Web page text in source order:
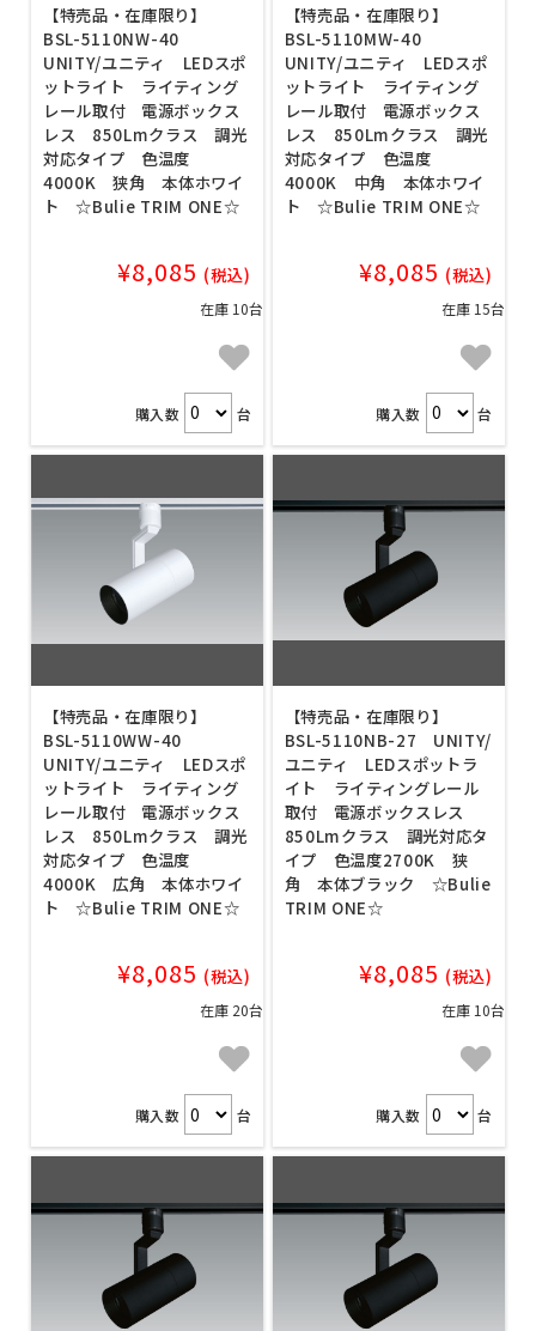
【特売品・在庫限り】
BSL-5110NW-40
UNITY/ユニティ LEDスポ
ットライト ライティング
レール取付 電源ボックス
レス 850Lmクラス 調光
対応タイプ 色温度
4000K 狭角 本体ホワイ
ト ☆Bulie TRIM ONE☆
¥8,085 (税込)
在庫 10台
購入数 台
【特売品・在庫限り】
BSL-5110MW-40
UNITY/ユニティ LEDスポ
ットライト ライティング
レール取付 電源ボックス
レス 850Lmクラス 調光
対応タイプ 色温度
4000K 中角 本体ホワイ
ト ☆Bulie TRIM ONE☆
¥8,085 (税込)
在庫 15台
購入数 台
【特売品・在庫限り】
BSL-5110WW-40
UNITY/ユニティ LEDスポ
ットライト ライティング
レール取付 電源ボックス
レス 850Lmクラス 調光
対応タイプ 色温度
4000K 広角 本体ホワイ
ト ☆Bulie TRIM ONE☆
¥8,085 (税込)
在庫 20台
購入数 台
【特売品・在庫限り】
BSL-5110NB-27 UNITY/
ユニティ LEDスポットラ
イト ライティングレール
取付 電源ボックスレス
850Lmクラス 調光対応タ
イプ 色温度2700K 狭
角 本体ブラック ☆Bulie
TRIM ONE☆
¥8,085 (税込)
在庫 10台
購入数 台